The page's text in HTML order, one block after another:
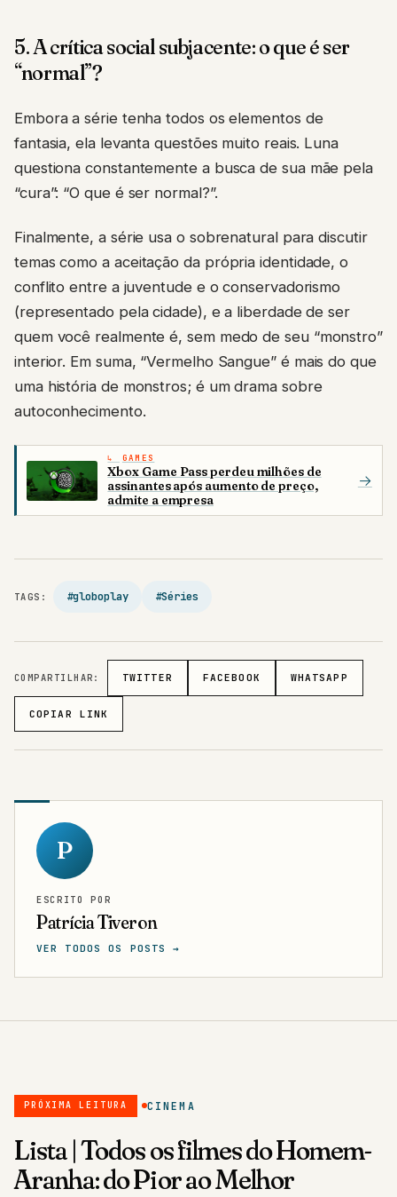
5. A crítica social subjacente: o que é ser
“normal”?
Embora a série tenha todos os elementos de
fantasia, ela levanta questões muito reais. Luna
questiona constantemente a busca de sua mãe pela
“cura”: “O que é ser normal?”.
Finalmente, a série usa o sobrenatural para discutir
temas como a aceitação da própria identidade, o
conflito entre a juventude e o conservadorismo
(representado pela cidade), e a liberdade de ser
quem você realmente é, sem medo de seu “monstro”
interior. Em suma, “Vermelho Sangue” é mais do que
uma história de monstros; é um drama sobre
autoconhecimento.
GAMES
Xbox Game Pass perdeu milhões de
assinantes após aumento de preço,
admite a empresa
→
TAGS: #globoplay #Séries
COMPARTILHAR: TWITTER FACEBOOK WHATSAPP
COPIAR LINK
P
ESCRITO POR
Patrícia Tiveron
VER TODOS OS POSTS →
PRÓXIMA LEITURA CINEMA
Lista | Todos os filmes do Homem-
Aranha: do Pior ao Melhor